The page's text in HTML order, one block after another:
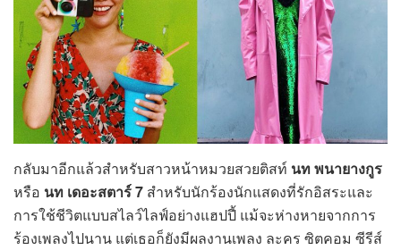
กลับมาอีกแล้วสำหรับสาวหน้าหมวยสวยติสท์ นท พนายางกูร
หรือ นท เดอะสตาร์ 7 สำหรับนักร้องนักแสดงที่รักอิสระและ
การใช้ชีวิตแบบสไลว์ไลฟ์อย่างแฮปปี้ แม้จะห่างหายจากการ
ร้องเพลงไปนาน แต่เธอก็ยังมีผลงานเพลง ละคร ซิตคอม ซีรีส์